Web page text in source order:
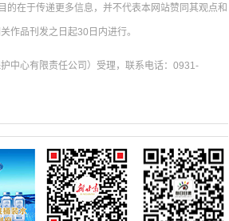
的在于传递更多信息，并不代表本网站赞同其观点和
作品刊发之日起30日内进行。
中心有限责任公司）受理，联系电话：0931-